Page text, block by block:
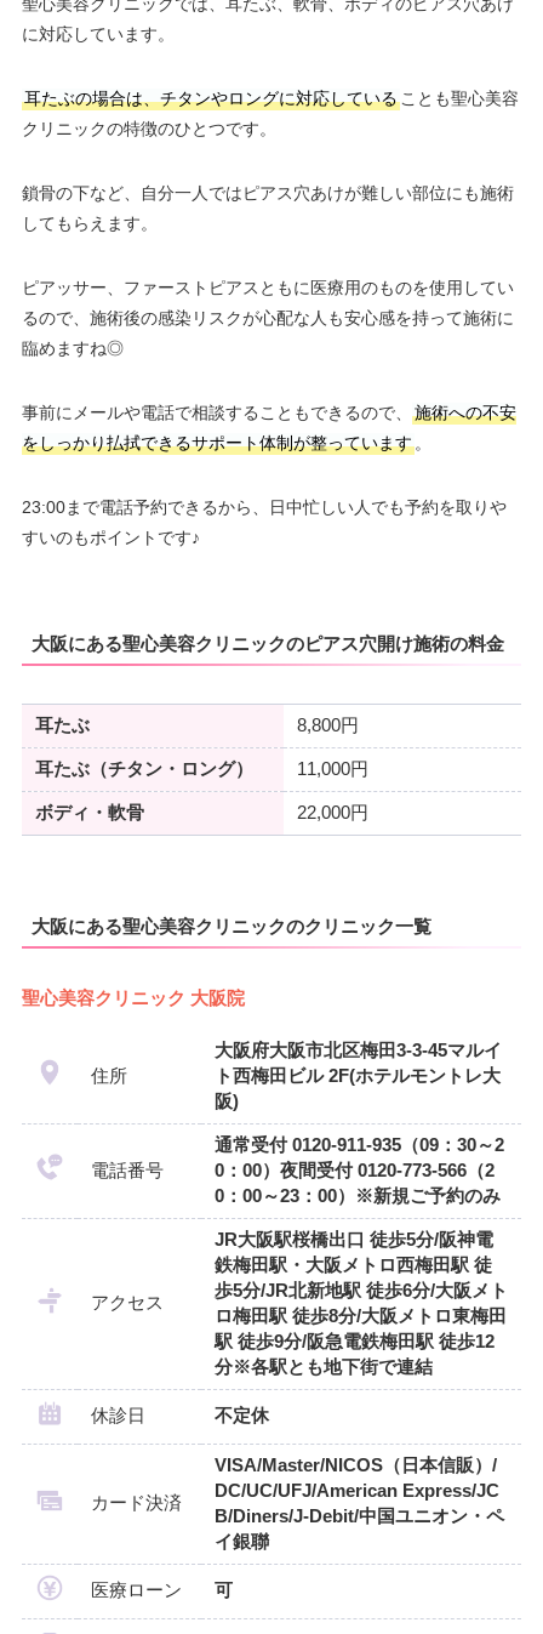
に対応しています。
耳たぶの場合は、チタンやロングに対応していることも聖心美容
クリニックの特徴のひとつです。
鎖骨の下など、自分一人ではピアス穴あけが難しい部位にも施術
してもらえます。
ピアッサー、ファーストピアスともに医療用のものを使用してい
るので、施術後の感染リスクが心配な人も安心感を持って施術に
臨めますね◎
事前にメールや電話で相談することもできるので、
施術への不安
をしっかり払拭できるサポート体制が整っています。
23:00まで電話予約できるから、日中忙しい人でも予約を取りや
すいのもポイントです♪
大阪にある聖心美容クリニックのピアス穴開け施術の料金
耳たぶ 8,800円
耳たぶ（チタン・ロング） 11,000円
ボディ・軟骨 22,000円
大阪にある聖心美容クリニックのクリニック一覧
聖心美容クリニック 大阪院
住所
大阪府大阪市北区梅田3-3-45マルイ
ト西梅田ビル 2F(ホテルモントレ大
阪)
電話番号
通常受付 0120-911-935（09：30～2
0：00）夜間受付 0120-773-566（2
0：00～23：00）※新規ご予約のみ
アクセス
JR大阪駅桜橋出口 徒歩5分/阪神電
鉄梅田駅・大阪メトロ西梅田駅 徒
歩5分/JR北新地駅 徒歩6分/大阪メト
ロ梅田駅 徒歩8分/大阪メトロ東梅田
駅 徒歩9分/阪急電鉄梅田駅 徒歩12
分※各駅とも地下街で連結
休診日 不定休
カード決済
VISA/Master/NICOS（日本信販）/
DC/UC/UFJ/American Express/JC
B/Diners/J-Debit/中国ユニオン・ペ
イ銀聯
医療ローン 可